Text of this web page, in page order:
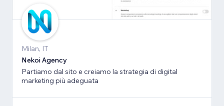
Milan, IT
Nekoi Agency
Partiamo dal sito e creiamo la strategia di digital
marketing più adeguata